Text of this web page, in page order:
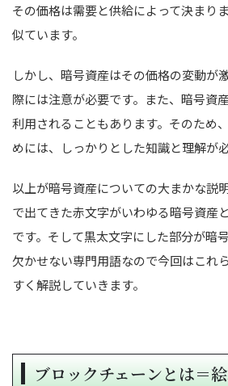
その価格は需要と供給によって決まり
似ています。
しかし、暗号資産はその価格の変動が
際には注意が必要です。また、暗号資
利用されることもあります。そのため
めには、しっかりとした知識と理解が
以上が暗号資産についての大まかな説
で出てきた赤文字がいわゆる暗号資産
です。そして黒太文字にした部分が暗
欠かせない専門用語なので今回はこれ
すく解説していきます。
ブロックチェーンとは＝